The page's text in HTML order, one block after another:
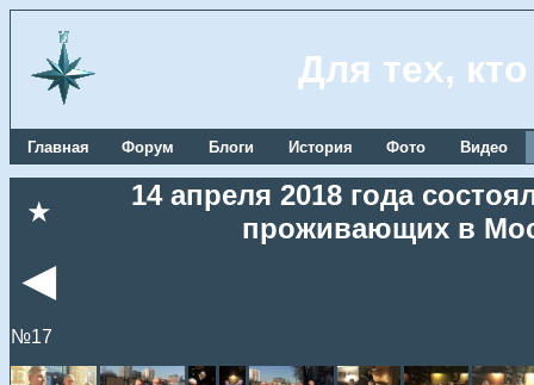
Для тех,
Главная Форум Блоги История Фото Видео
★
14 апреля 2018 года
проживающих в
◄
№17